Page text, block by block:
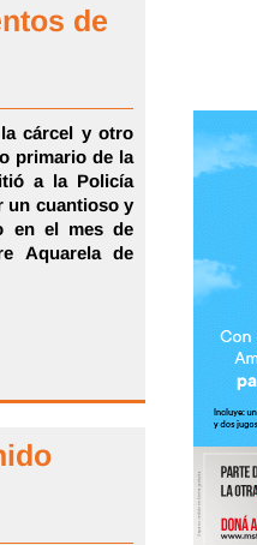
de
cárcel y otro
primario de la
a la Policía
un cuantioso y
en el mes de
Aquarela de